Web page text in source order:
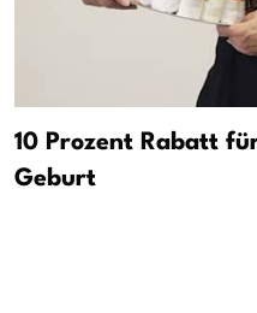
10 Prozent Rabatt
Geburt